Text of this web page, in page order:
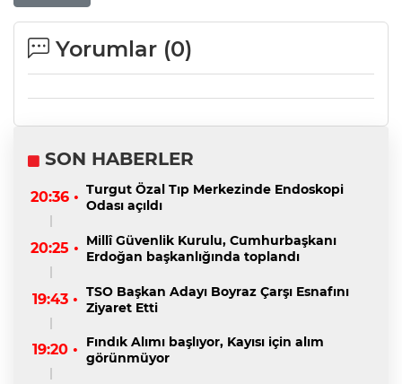
Yorumlar (0)
SON HABERLER
20:36 • Turgut Özal Tıp Merkezinde Endoskopi
Odası açıldı
20:25 • Millî Güvenlik Kurulu, Cumhurbaşkanı
Erdoğan başkanlığında toplandı
19:43 • TSO Başkan Adayı Boyraz Çarşı Esnafını
Ziyaret Etti
19:20 •
Fındık Alımı başlıyor, Kayısı için alım
görünmüyor